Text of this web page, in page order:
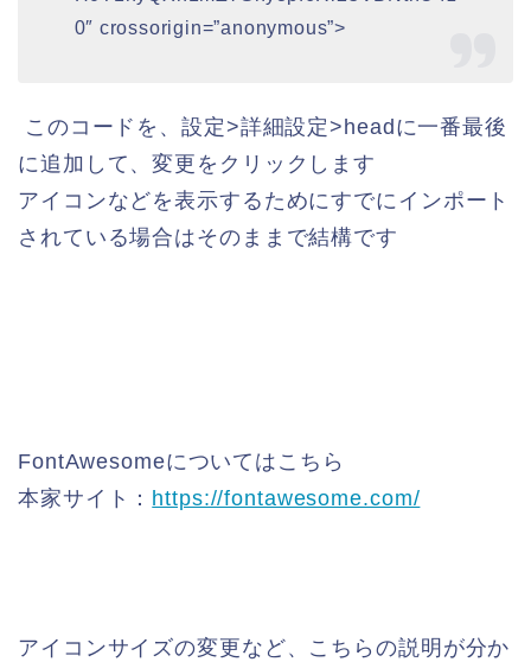
0″ crossorigin=”anonymous”>
このコードを、設定>詳細設定>headに一番最後
に追加して、変更をクリックします
アイコンなどを表示するためにすでにインポート
されている場合はそのままで結構です
FontAwesomeについてはこちら
本家サイト： https://fontawesome.com/
アイコンサイズの変更など、こちらの説明が分か